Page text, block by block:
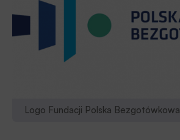
Logo Fundacji Polska Bezgotówkowa